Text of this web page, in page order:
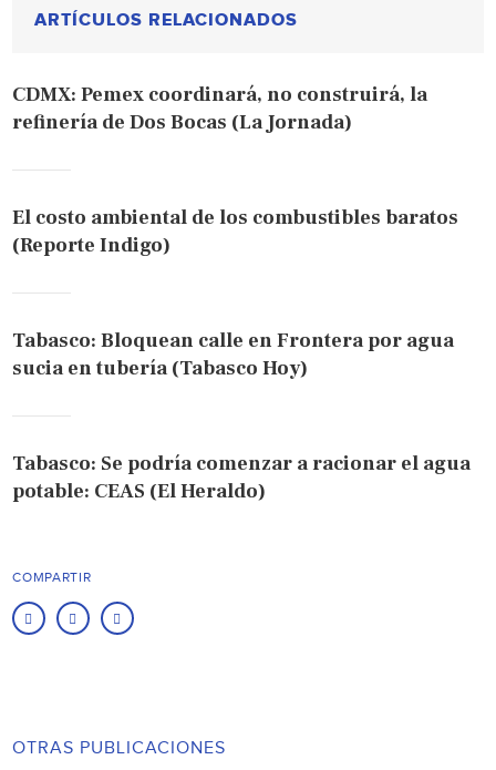
ARTÍCULOS RELACIONADOS
CDMX: Pemex coordinará, no construirá, la
refinería de Dos Bocas (La Jornada)
El costo ambiental de los combustibles baratos
(Reporte Indigo)
Tabasco: Bloquean calle en Frontera por agua
sucia en tubería (Tabasco Hoy)
Tabasco: Se podría comenzar a racionar el agua
potable: CEAS (El Heraldo)
COMPARTIR
OTRAS PUBLICACIONES